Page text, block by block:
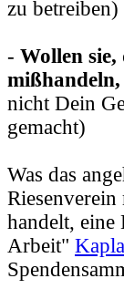
zu betreiben)
- Wollen
nicht Dein
gemacht)
Was das
handelt, eine
Arbeit"